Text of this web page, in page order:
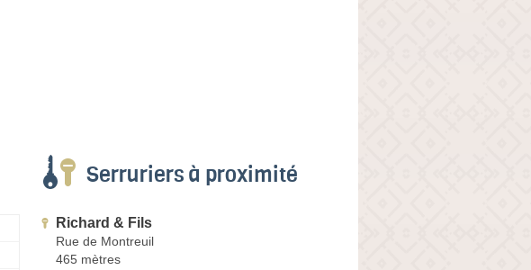
Serruriers à proximité
Richard & Fils
Rue de Montreuil
465 mètres